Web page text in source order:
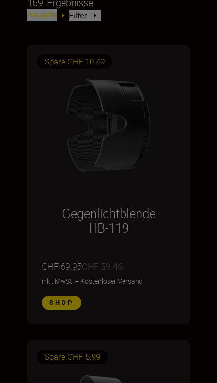
169 Ergebnisse
Neueste Filter
Spare CHF 10.49
Gegenlichtblende
HB-119
CHF 69.95CHF 59.46
inkl. MwSt. + Kostenloser Versand
SHOP
Spare CHF 5.99